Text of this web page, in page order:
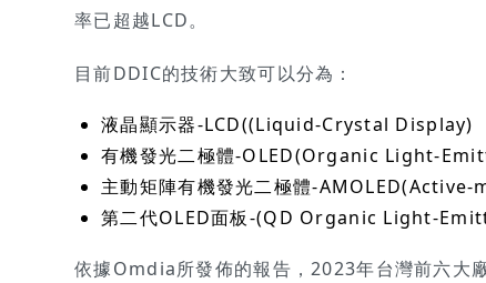
率已超越LCD。
目前DDIC的技術大致可以分為：
液晶顯示器-LCD((Liquid-Crystal Display)
有機發光二極體-OLED(Organic Light-
主動矩陣有機發光二極體-
第二代OLED面板-(QD Organic Light-
依據Omdia所發佈的報告，2023年台灣前六大